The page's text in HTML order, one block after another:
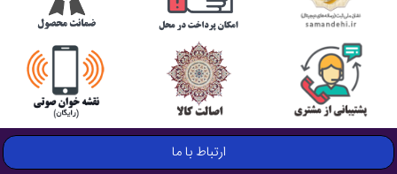
ارتباط با ما